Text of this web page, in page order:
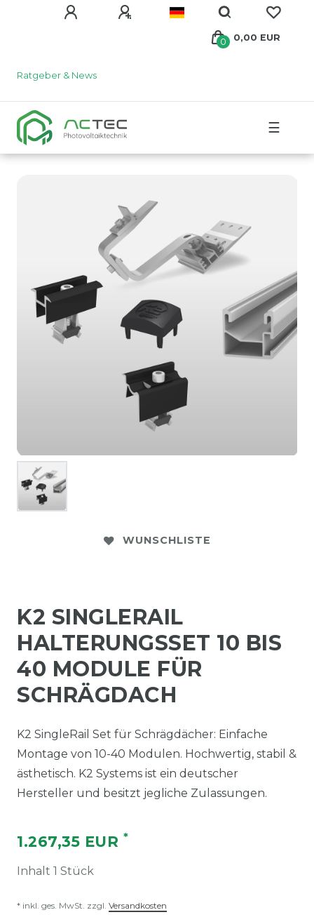
Ratgeber & News
0 0,00 EUR
☰
WUNSCHLISTE
K2 SINGLERAIL
HALTERUNGSSET 10 BIS
40 MODULE FÜR
SCHRÄGDACH
K2 SingleRail Set für Schrägdächer: Einfache
Montage von 10-40 Modulen. Hochwertig, stabil &
ästhetisch. K2 Systems ist ein deutscher
Hersteller und besitzt jegliche Zulassungen.
1.267,35 EUR *
Inhalt 1 Stück
* inkl. ges. MwSt. zzgl. Versandkosten